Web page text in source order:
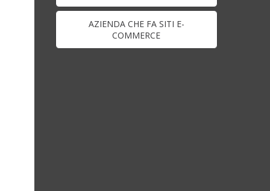
AZIENDA CHE FA SITI E-
COMMERCE